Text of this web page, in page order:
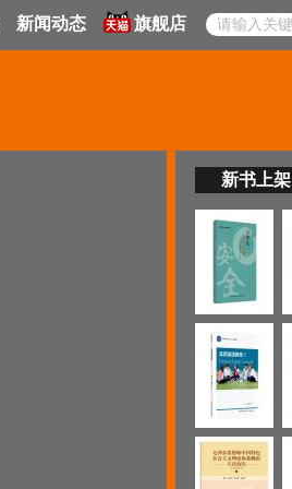
新闻动态 旗舰店
新书上架